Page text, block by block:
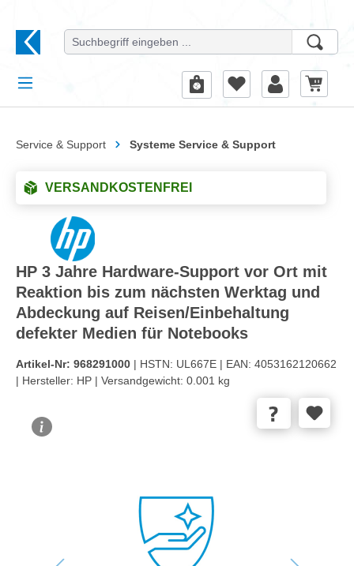
Service & Support Systeme Service & Support
VERSANDKOSTENFREI
HP 3 Jahre Hardware-Support vor Ort mit
Reaktion bis zum nächsten Werktag und
Abdeckung auf Reisen/Einbehaltung
defekter Medien für Notebooks
Artikel-Nr: 968291000 | HSTN: UL667E | EAN: 4053162120662
| Hersteller: HP | Versandgewicht: 0.001 kg